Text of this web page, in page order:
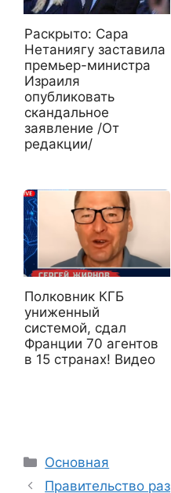
Раскрыто: Сара
Нетаниягу заставила
премьер-министра
Израиля
опубликовать
скандальное
заявление /От
редакции/
Полковник КГБ
униженный
системой, сдал
Франции 70 агентов
в 15 странах! Видео
Рубрики
Основная
Правительство